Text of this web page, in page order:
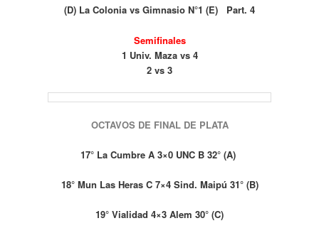
(D) La Colonia vs Gimnasio N°1 (E) Part. 4
Semifinales
1 Univ. Maza vs 4
2 vs 3
OCTAVOS DE FINAL DE PLATA
17° La Cumbre A 3×0 UNC B 32° (A)
18° Mun Las Heras C 7×4 Sind. Maipú 31° (B)
19° Vialidad 4×3 Alem 30° (C)